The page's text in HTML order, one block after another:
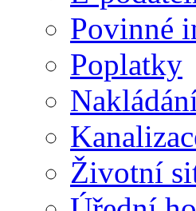
Povinné
Poplatky
Životní